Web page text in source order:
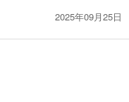
2025年09月25日